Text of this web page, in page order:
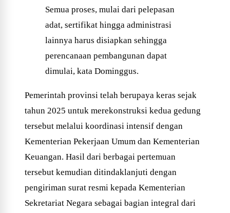
Semua proses, mulai dari pelepasan
adat, sertifikat hingga administrasi
lainnya harus disiapkan sehingga
perencanaan pembangunan dapat
dimulai, kata Dominggus.
Pemerintah provinsi telah berupaya keras sejak
tahun 2025 untuk merekonstruksi kedua gedung
tersebut melalui koordinasi intensif dengan
Kementerian Pekerjaan Umum dan Kementerian
Keuangan. Hasil dari berbagai pertemuan
tersebut kemudian ditindaklanjuti dengan
pengiriman surat resmi kepada Kementerian
Sekretariat Negara sebagai bagian integral dari